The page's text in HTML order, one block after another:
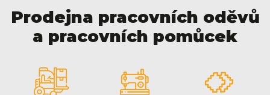
Prodejna pracovních oděvů
a pracovních pomůcek